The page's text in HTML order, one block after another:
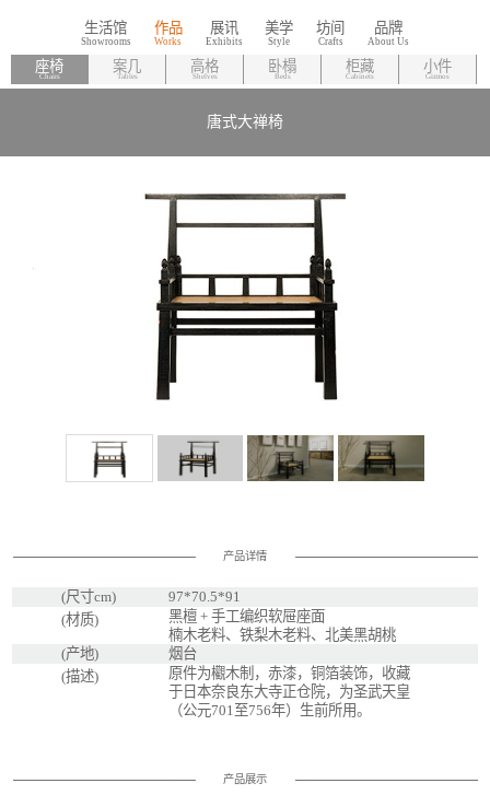
生活馆 作品 展讯 美学 坊间 品牌
座椅
Chairs
案几
Tables
高格
Shelves
卧榻
Beds
柜藏
Cabinets
小件
Gizmos
唐式大禅椅
产品详情
(尺寸cm)
97*70.5*91
(材质)
黑檀 + 手工编织软屉座面
楠木老料、铁梨木老料、北美黑胡桃
(产地)
烟台
(描述)
原件为欟木制，赤漆，铜箔装饰，收藏
于日本奈良东大寺正仓院，为圣武天皇
（公元701至756年）生前所用。
产品展示